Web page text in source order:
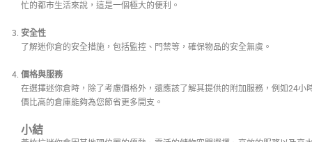
忙的都市生活來說，這是一個極大的便利。
安全性
了解迷你倉的安全措施，包括監控、門禁等，確保物品的安全無虞。
價格與服務
在選擇迷你倉時，除了考慮價格外，還應該了解其提供的附加服務，例如24小
價比高的倉庫能夠為您節省更多開支。
小結